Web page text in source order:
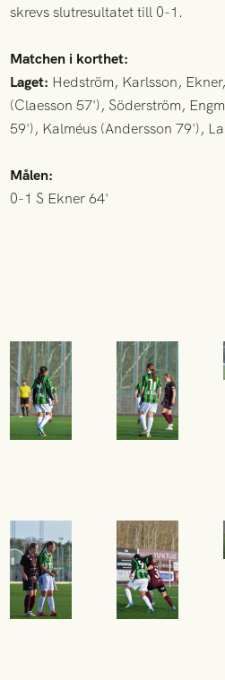
skrevs slutresultatet till 0-1.
Matchen i korthet:
Laget: Hedström, Karlsson,
(Claesson 57'), Söderström,
59'), Kalméus (Andersson 79'),
Målen:
0-1 S Ekner 64'